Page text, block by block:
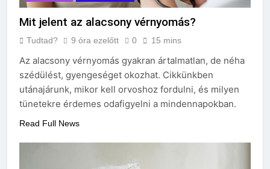
Mit jelent az alacsony vérnyomás?
Tudtad? 9 óra ezelőtt 0 15 mins
Az alacsony vérnyomás gyakran ártalmatlan, de néha
szédülést, gyengeséget okozhat. Cikkünkben
utánajárunk, mikor kell orvoshoz fordulni, és milyen
tünetekre érdemes odafigyelni a mindennapokban.
Read Full News